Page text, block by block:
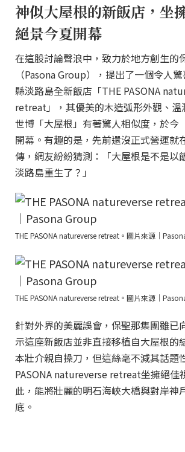
神似大屋根的新飯店，坐
絕景今夏開幕
在這股討論聲浪中，致力於地方創生的
（Pasona Group），提出了一個令人
縣淡路島全新飯店「THE PASONA
retreat」，其優美的木造弧形外觀、溫
世博「大屋根」有著驚人相似度，於今
開幕。有趣的是，先前還沒正式營運就
傳，網友紛紛猜測：「大屋根是不是以
淡路島重生了？」
THE PASONA natureverse retreat。圖片來源｜
THE PASONA natureverse retreat。圖片來源｜
針對外界的美麗誤會，保聖那集團雖已
示這座新飯店並非直接移植自大屋根的
本壯介親自操刀，但這絲毫不減其話題
PASONA natureverse retreat坐擁絕佳
此，能將壯麗的明石海峽大橋與對岸神
底。